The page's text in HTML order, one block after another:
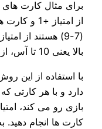
از امتیاز
بالا یعنی 10 تا آس، از ارزش -1 برخوردار خواهند شد.
با استفاده از این
دارد و با هر کارتی که
بازی رو می کند،
کارت ها انجام دهید.